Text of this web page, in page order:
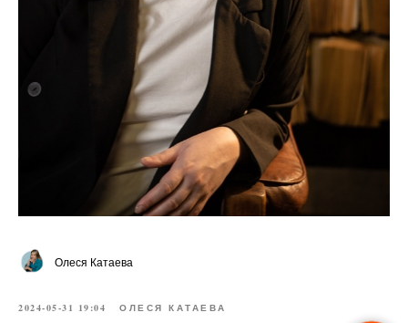
Олеся Катаева
2024-05-31 19:04 ОЛЕСЯ КАТАЕВА